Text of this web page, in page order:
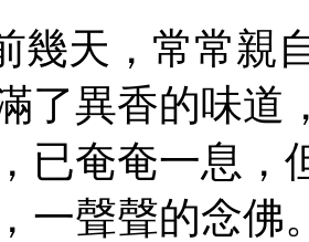
幾天，常常親
了異香的味道
已奄奄一息，
一聲聲的念佛